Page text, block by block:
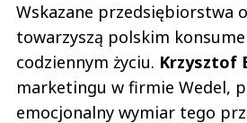
Wskazane przedsiębiorstwa
towarzyszą polskim
codziennym życiu. Krzysztof
marketingu w firmie Wedel,
emocjonalny wymiar tego